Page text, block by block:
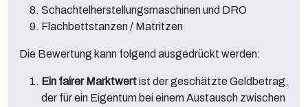
Schachtelherstellungsmaschinen und DRO
Flachbettstanzen / Matritzen
Die Bewertung kann folgend ausgedrückt werden:
Ein fairer Marktwertist der geschätzte Geldbetrag,
der für ein Eigentum bei einem Austausch zwischen